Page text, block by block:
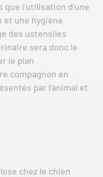
l’utilisation d’une
et une hygiène
des ustensiles
sera donc le
le plan
compagnon en
par l’animal et
chez le chien